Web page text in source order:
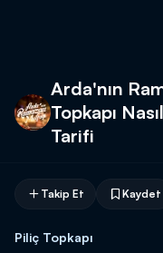
Arda'nın
Topkapı
Tarifi
Takip Et Kaydet
Piliç Topkapı